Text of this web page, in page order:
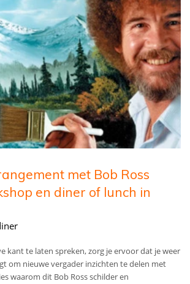
met Bob Ross
en diner of lunch in
kant te laten spreken, zorg je ervoor dat je weer
om nieuwe vergader inzichten te delen met
waarom dit Bob Ross schilder en